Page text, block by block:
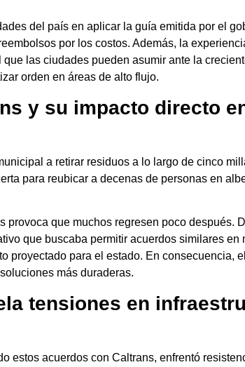
del país en aplicar la guía emitida por el
por los costos. Además, la
las ciudades pueden asumir ante la
orden en áreas de alto flujo.
y su impacto directo
a retirar residuos a lo largo de cinco
para reubicar a decenas de personas en
provoca que muchos regresen poco después.
que buscaba permitir acuerdos similares en
proyectado para el estado. En consecuencia,
más duraderas.
tensiones en
estos acuerdos con Caltrans, enfrentó